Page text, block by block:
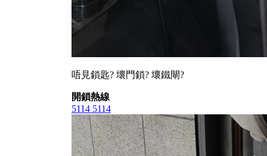
唔見鎖匙? 壞門鎖? 壞鐵閘?
開鎖熱線
5114 5114